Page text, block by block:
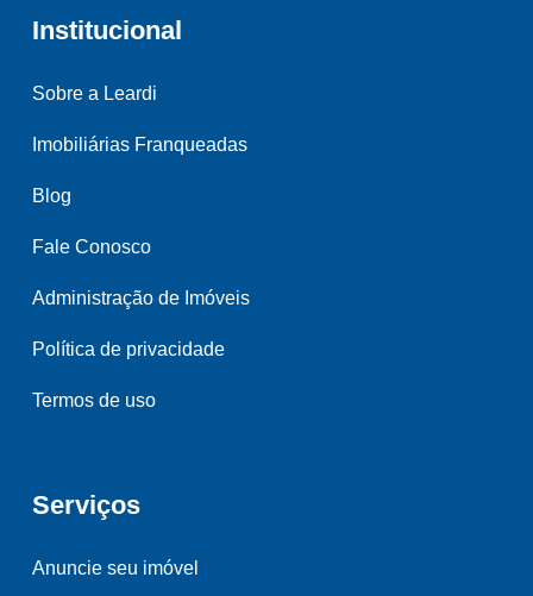
Institucional
Sobre a Leardi
Imobiliárias Franqueadas
Blog
Fale Conosco
Administração de Imóveis
Política de privacidade
Termos de uso
Serviços
Anuncie seu imóvel